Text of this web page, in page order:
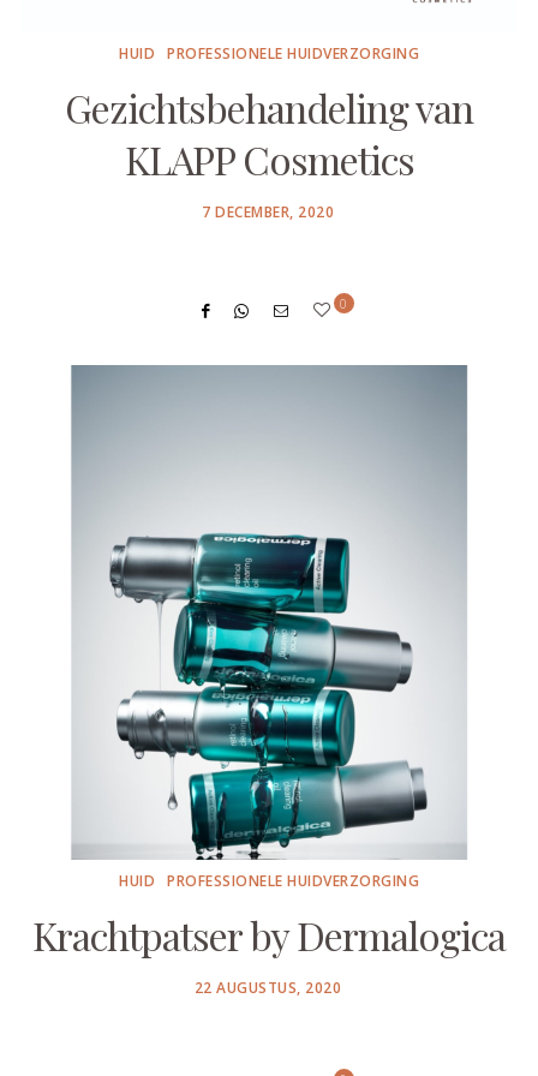
HUID PROFESSIONELE HUIDVERZORGING
Gezichtsbehandeling van
KLAPP Cosmetics
POSTED
7 DECEMBER, 2020
0
HUID PROFESSIONELE HUIDVERZORGING
Krachtpatser by Dermalogica
POSTED
22 AUGUSTUS, 2020